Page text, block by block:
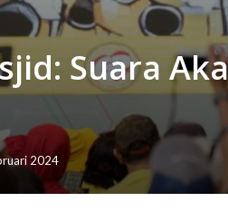
Suara
2024